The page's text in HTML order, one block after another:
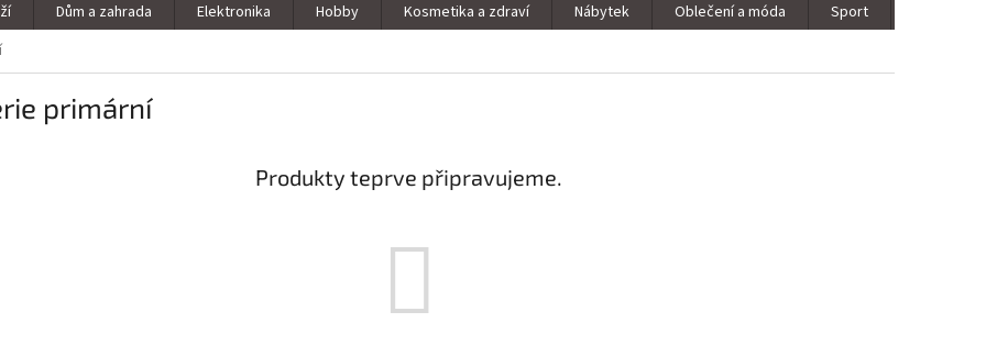
Dům a zahrada Elektronika Hobby Kosmetika a zdraví Nábytek Oblečení a móda Sport
primární
Produkty teprve připravujeme.